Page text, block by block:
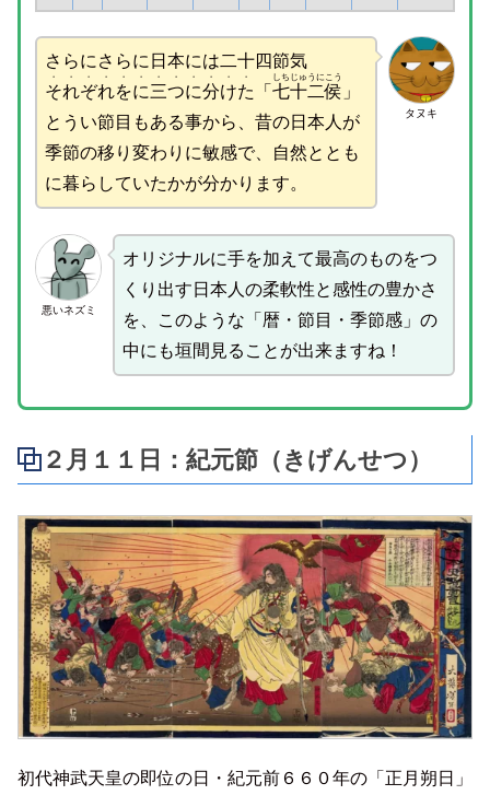
タヌキ
さらにさらに日本には二十四節気
それぞれをに三つに分けた
・・・・・・・・・・・・
「 七十二侯
しちじゅうにこう
」
とうい節目もある事から、昔の日本人が
季節の移り変わりに敏感で、自然ととも
に暮らしていたかが分かります。
悪いネズミ
オリジナルに手を加えて最高のものをつ
くり出す日本人の柔軟性と感性の豊かさ
を、このような「暦・節目・季節感」の
中にも垣間見ることが出来ますね！
２月１１日：紀元節（きげんせつ）
初代神武天皇の即位の日・紀元前６６０年の「正月朔日」